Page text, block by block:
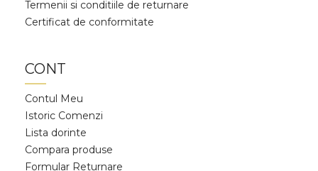
Termenii si conditiile de returnare
Certificat de conformitate
CONT
Contul Meu
Istoric Comenzi
Lista dorinte
Compara produse
Formular Returnare